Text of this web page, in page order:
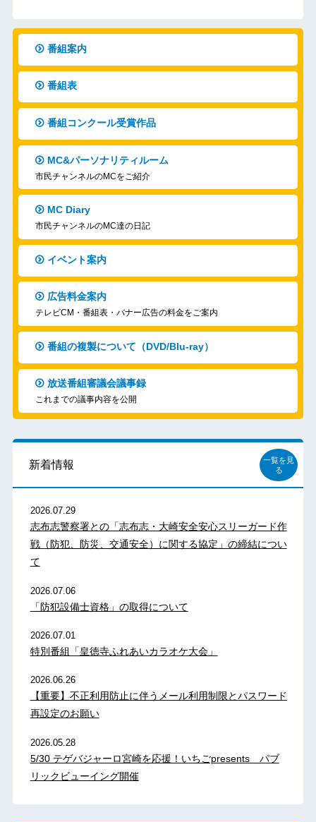
番組案内
番組表
番組コンクール受賞作品
MC&パーソナリティルーム
市民チャンネルのMCをご紹介
MC Diary
市民チャンネルのMC達の日記
イベント案内
広告料金案内
テレビCM・番組表・バナー広告の料金をご案内
番組の複製について（DVD/Blu-ray）
放送番組審議会議事録
これまでの議事内容を公開
新着情報
一覧を見
る
2026.07.29
志布志警察署との「志布志・大崎安全安心スリーガード作
戦（防犯、防災、交通安全）に関する協定」の締結につい
て
2026.07.06
「防犯設備士資格」の取得について
2026.07.01
特別番組「皇徳寺ふれあいカラオケ大会」
2026.06.26
【重要】不正利用防止に伴うメール利用制限とパスワード
再設定のお願い
2026.05.28
5/30 テゲバジャーロ宮崎を応援！いちごpresents パブ
リックビューイング開催